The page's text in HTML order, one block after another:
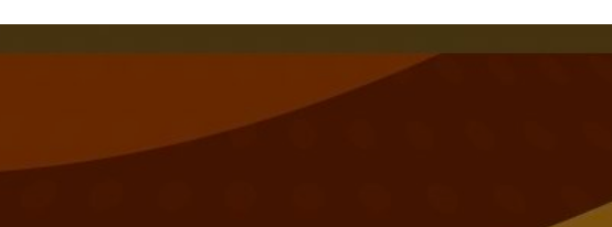
3 AOÛT 2026
4 AOÛT 2026
un dividende ni une quelconque plus-...